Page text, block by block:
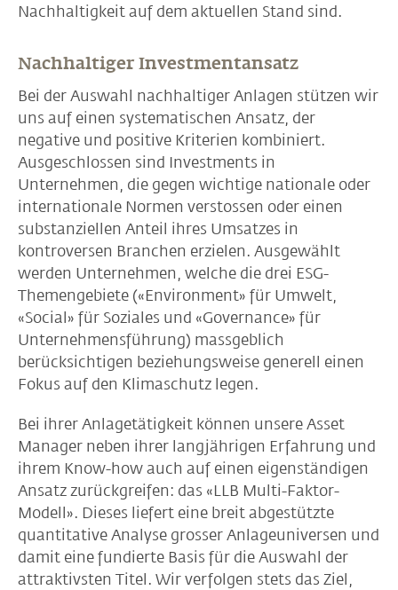
Nachhaltigkeit auf dem aktuellen Stand sind.
Nachhaltiger Investmentansatz
Bei der Auswahl nachhaltiger Anlagen stützen wir
uns auf einen systematischen Ansatz, der
negative und positive Kriterien kombiniert.
Ausgeschlossen sind Investments in
Unternehmen, die gegen wichtige nationale oder
internationale Normen verstossen oder einen
substanziellen Anteil ihres Umsatzes in
kontroversen Branchen erzielen. Ausgewählt
werden Unternehmen, welche die drei ESG-
Themengebiete («Environment» für Umwelt,
«Social» für Soziales und «Governance» für
Unternehmensführung) massgeblich
berücksichtigen beziehungsweise generell einen
Fokus auf den Klimaschutz legen.
Bei ihrer Anlagetätigkeit können unsere Asset
Manager neben ihrer langjährigen Erfahrung und
ihrem Know-how auch auf einen eigenständigen
Ansatz zurückgreifen: das «LLB Multi-Faktor-
Modell». Dieses liefert eine breit abgestützte
quantitative Analyse grosser Anlageuniversen und
damit eine fundierte Basis für die Auswahl der
attraktivsten Titel. Wir verfolgen stets das Ziel,